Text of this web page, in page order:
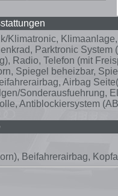
Klimatronic,
Parktronic
Radio, Telefon (mit
Spiegel beheizbar,
Airbag
Sonderausfuehrung,
Antiblockiersystem
, Beifahrerairbag,